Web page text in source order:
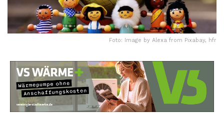
Foto: Image by Alexa from Pixabay, hfr